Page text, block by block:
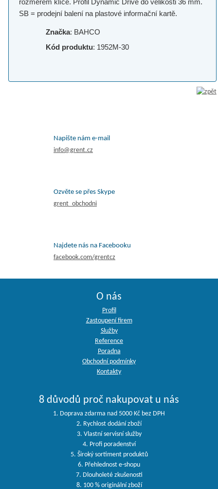
rozměrem klíče. Profil Dynamic Drive do velikosti 36 mm.
SB = prodejní balení na plastové informační kartě.
Značka: BAHCO
Kód produktu: 1952M-30
Napište nám e-mail
info@grent.cz
Ozvěte se přes Skype
grent_obchodni
Najdete nás na Facebooku
facebook.com/grentcz
O nás
Profil
Zastoupení firem
Služby
Reference
Poradna
Obchodní podmínky
Kontakty
8 důvodů proč nakupovat u nás
1. Doprava zdarma nad 5000 Kč bez DPH
2. Rychlost dodání zboží
3. Vlastní servisní služby
4. Profi poradenství
5. Široký sortiment produktů
6. Přehlednost e-shopu
7. Dlouholeté zkušenosti
8. 100 % originální zboží